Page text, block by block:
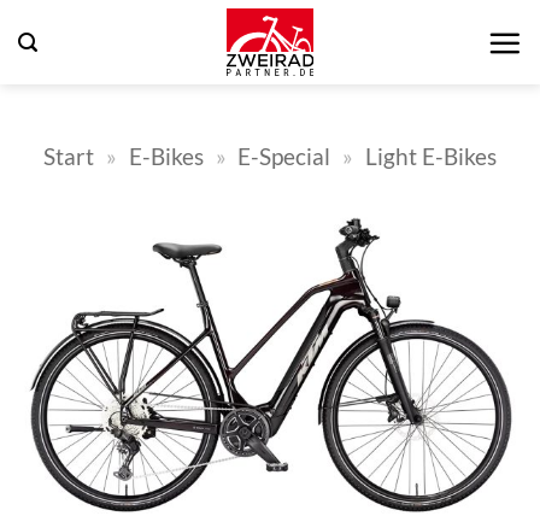
Inhalt
Start » E-Bikes » E-Special » Light E-Bikes